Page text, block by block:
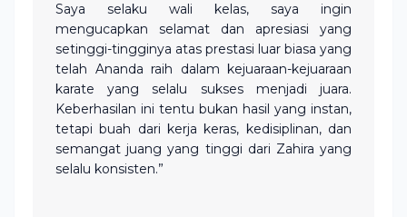
Saya selaku wali kelas, saya ingin
mengucapkan selamat dan apresiasi yang
setinggi-tingginya atas prestasi luar biasa yang
telah Ananda raih dalam kejuaraan-kejuaraan
karate yang selalu sukses menjadi juara.
Keberhasilan ini tentu bukan hasil yang instan,
tetapi buah dari kerja keras, kedisiplinan, dan
semangat juang yang tinggi dari Zahira yang
selalu konsisten.”